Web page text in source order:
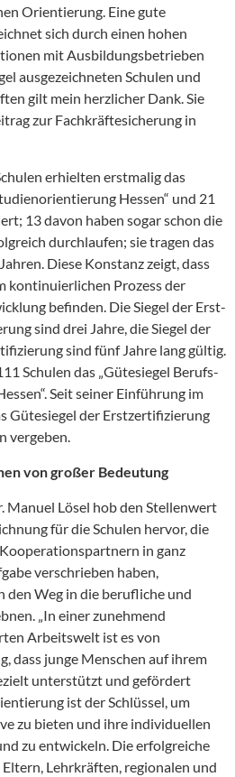
Orientierung. Eine gute
sich durch einen hohen
mit Ausbildungsbetrieben
ausgezeichneten Schulen und
gilt mein herzlicher Dank. Sie
zur Fachkräftesicherung in
erhielten erstmalig das
Hessen“ und 21
13 davon haben sogar schon die
durchlaufen; sie tragen das
Diese Konstanz zeigt, dass
kontinuierlichen Prozess der
befinden. Die Siegel der Erst-
sind drei Jahre, die Siegel der
sind fünf Jahre lang gültig.
Schulen das „Gütesiegel Berufs-
Seit seiner Einführung im
Gütesiegel der Erstzertifizierung
vergeben.
von großer Bedeutung
Manuel Lösel hob den Stellenwert
für die Schulen hervor, die
in ganz
verschrieben haben,
den Weg in die berufliche und
„In einer zunehmend
Arbeitswelt ist es von
dass junge Menschen auf ihrem
unterstützt und gefördert
ist der Schlüssel, um
zu bieten und ihre individuellen
zu entwickeln. Die erfolgreiche
Lehrkräften, regionalen und